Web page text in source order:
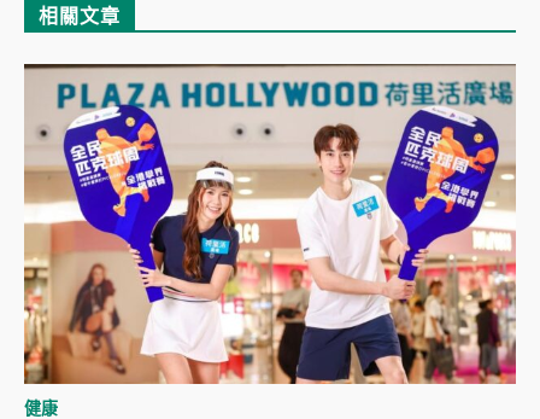
相關文章
健康